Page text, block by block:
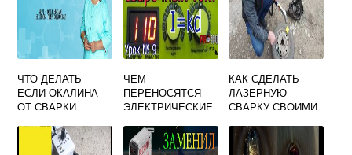
ЧТО ДЕЛАТЬ
ЕСЛИ ОКАЛИНА
ОТ СВАРКИ
ЧЕМ
ПЕРЕНОСЯТСЯ
ЭЛЕКТРИЧЕСКИЕ
СВАРОЧНОЙ ДУГЕ
КАК СДЕЛАТЬ
ЛАЗЕРНУЮ
СВАРКУ СВОИМИ